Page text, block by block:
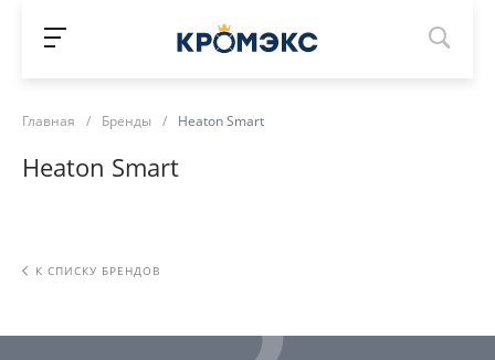
Главная / Бренды / Heaton Smart
Heaton Smart
К СПИСКУ БРЕНДОВ